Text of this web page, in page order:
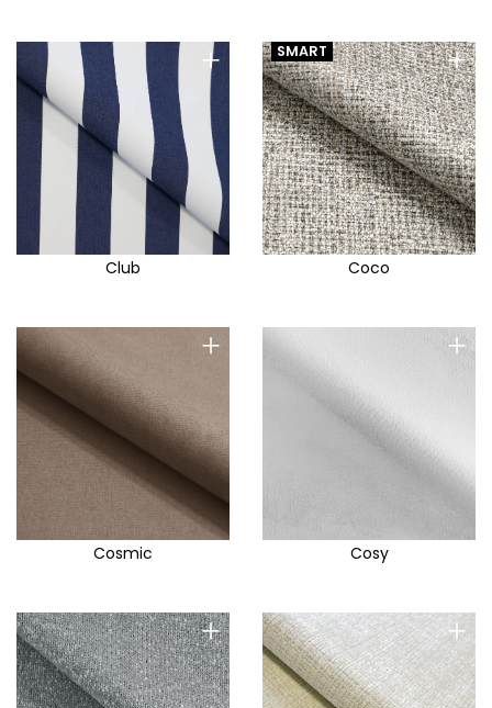
+
Club
+
SMART
Coco
+
Cosmic
+
Cosy
+ +